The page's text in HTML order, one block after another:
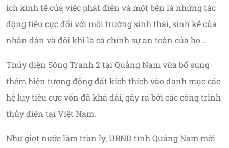
ích kinh tế của việc phát điện và một bên là những tác
động tiêu cực đối với môi trường sinh thái, sinh kế của
nhân dân và đôi khi là cả chính sự an toàn của họ…
Thủy điện Sông Tranh 2 tại Quảng Nam vừa bổ sung
thêm hiện tượng động đất kích thích vào danh mục các
hệ lụy tiêu cực vốn đã khá dài, gây ra bởi các công trình
thủy điện tại Việt Nam.
Như giọt nước làm tràn ly, UBND tỉnh Quảng Nam mới